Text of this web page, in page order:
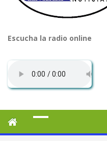
Escucha la radio online